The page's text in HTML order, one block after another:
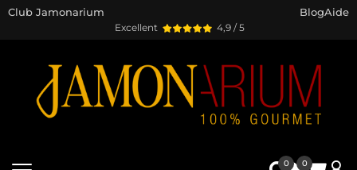
Excellent 4,9 / 5
Club Jamonarium BlogAide
0 0